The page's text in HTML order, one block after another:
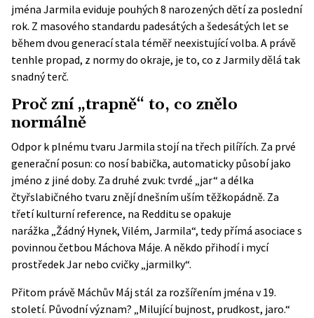
jména Jarmila eviduje pouhých 8 narozených dětí za poslední
rok. Z masového standardu padesátých a šedesátých let se
během dvou generací stala téměř neexistující volba. A právě
tenhle propad, z normy do okraje, je to, co z Jarmily dělá tak
snadný terč.
Proč zní „trapně“ to, co znělo
normálně
Odpor k plnému tvaru Jarmila stojí na třech pilířích. Za prvé
generační posun: co nosí babička, automaticky působí jako
jméno z jiné doby. Za druhé zvuk: tvrdé „jar“ a délka
čtyřslabičného tvaru znějí dnešním uším těžkopádně. Za
třetí kulturní reference, na Redditu se opakuje
narážka „Žádný Hynek, Vilém, Jarmila“, tedy přímá asociace s
povinnou četbou Máchova Máje. A někdo přihodí i mycí
prostředek Jar nebo cvičky „jarmilky“.
Přitom právě Máchův Máj stál za rozšířením jména v 19.
století. Původní význam? „Milující bujnost, prudkost, jaro.“